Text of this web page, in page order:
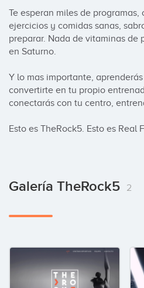
Te esperan miles de programas,
ejercicios y comidas sanas,
preparar. Nada de vitaminas de
en Saturno.
Y lo mas importante,
convertirte en tu propio
conectarás con tu centro,
Esto es TheRock5. Esto es Real
Galería TheRock5 2